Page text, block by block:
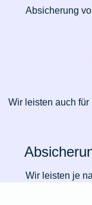
Absicherung
Wir leisten auch
Wir leisten je